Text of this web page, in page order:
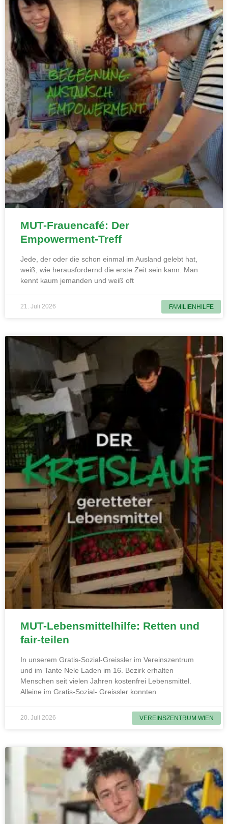
FAMILIENHILFE
MUT-Frauencafé: Der
Empowerment-Treff
Jede, der oder die schon einmal im Ausland gelebt hat,
weiß, wie herausfordernd die erste Zeit sein kann. Man
kennt kaum jemanden und weiß oft
21. Juli 2026
VEREINSZENTRUM WIEN
MUT-Lebensmittelhilfe: Retten und
fair-teilen
In unserem Gratis-Sozial-Greissler im Vereinszentrum
und im Tante Nele Laden im 16. Bezirk erhalten
Menschen seit vielen Jahren kostenfrei Lebensmittel.
Alleine im Gratis-Sozial- Greissler konnten
20. Juli 2026